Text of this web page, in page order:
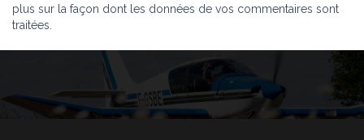
plus sur la façon dont les données de vos commentaires sont
traitées